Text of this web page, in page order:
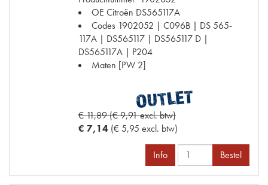
OE Citroën DS565117A
Codes 1902052 | C096B | DS 565-
117A | DS565117 | DS565117 D |
DS565117A | P204
Maten [PW 2]
€ 11,89 (€ 9,91 excl. btw)
€ 7,14 (€ 5,95 excl. btw)
Info Bestel